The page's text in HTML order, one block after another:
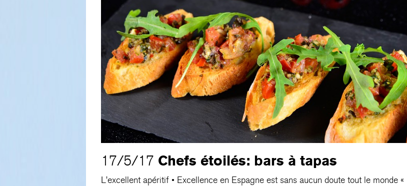
17/5/17 Chefs étoilés: bars à tapas
L’excellent apéritif • Excellence en Espagne est sans aucun doute tout le monde «